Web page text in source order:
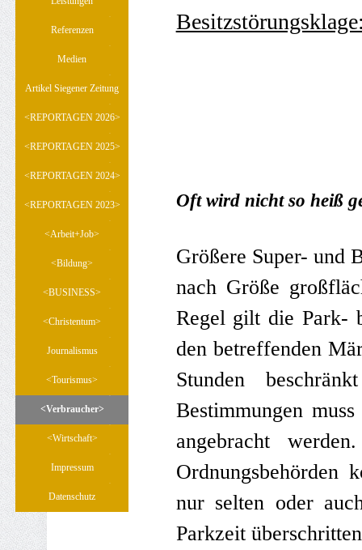
Referenzen
Medien
Artikel Siegener Zeitung
<REPORTAGEN 2026>
<REPORTAGEN 2025>
<REPORTAGEN 2024>
<REPORTAGEN 2023> ▼
<Arbeit+Job>
<Bildung> ▼
<BUSINESS> ▼
<Christentum> ▼
Journalismus
<Tourismus> ▼
<Verbraucher> ▼
<Wirtschaft> ▼
Impressum
Datenschutz
Oft wird nicht so heiß
Größere Super- und
nach Größe
Regel gilt die Park-
den betreffenden
Stunden
Bestimmungen
angebracht
nur selten oder
Parkzeit